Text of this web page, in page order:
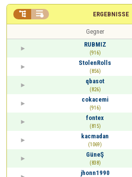
ERGEBNISSE
 
Gegner
RUBMIZ
(916)
StolenRolls
(856)
qbasot
(826)
cokacemi
(916)
fontex
(815)
kacmadan
(1069)
GüneŞ
(838)
jhonn1990